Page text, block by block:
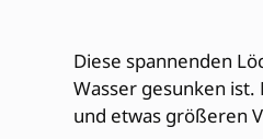
Diese spannenden
Wasser gesunken
und etwas größeren